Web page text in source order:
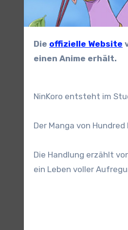
Die offizielle Website
einen Anime erhält.
NinKoro entsteht im
Der Manga von
Die Handlung erzählt
ein Leben voller